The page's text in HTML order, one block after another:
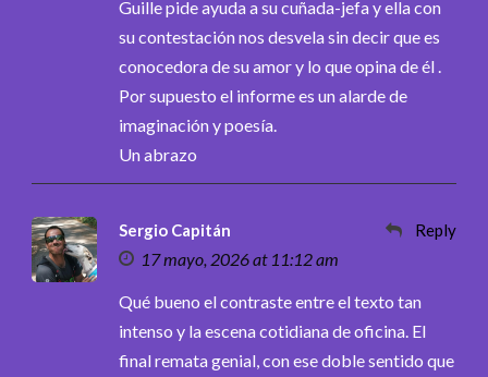
Guille pide ayuda a su cuñada-jefa y ella con
su contestación nos desvela sin decir que es
conocedora de su amor y lo que opina de él .
Por supuesto el informe es un alarde de
imaginación y poesía.
Un abrazo
Sergio Capitán
17 mayo, 2026 at 11:12 am
Reply
Qué bueno el contraste entre el texto tan
intenso y la escena cotidiana de oficina. El
final remata genial, con ese doble sentido que